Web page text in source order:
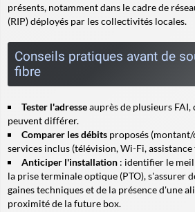
présents, notamment dans le cadre de
(RIP) déployés par les collectivités locales.
Conseils pratiques avant de
fibre
Tester l'adresseauprès de plusieurs
peuvent différer.
Comparer les débits proposés
services inclus (télévision, Wi-Fi,
Anticiper l'installation : identifier le
la prise terminale optique (PTO), s'assurer
gaines techniques et de la présence d'une
proximité de la future box.